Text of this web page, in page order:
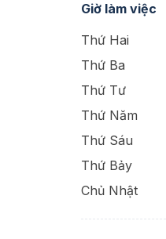
Giờ làm việc
Thứ Hai
Thứ Ba
Thứ Tư
Thứ Năm
Thứ Sáu
Thứ Bảy
Chủ Nhật